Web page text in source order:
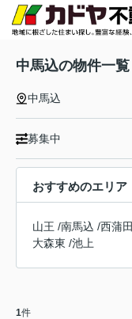
中馬込の物件一覧
中馬込
募集中
おすすめのエリア
山王 /南馬込 /西蒲田
大森東 /池上
1件